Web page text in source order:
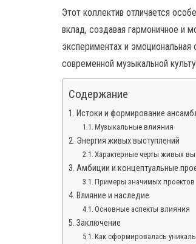
Этот коллектив отличается
вклад, создавая гармоничное и
экспериментах и
современной музыкальной
Содержание
Истоки и формирование
Музыкальные влияния
Энергия живых выступлений
Характерные черты живых
Амбиции и концептуальные
Примеры значимых проектов
Влияние и наследие
Основные аспекты влияния
Заключение
Как сформировалась